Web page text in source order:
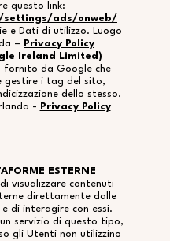
questo link:
settings/ads/onweb/
e Dati di utilizzo. Luogo
–
Privacy Policy
Ireland Limited)
fornito da Google che
gestire i tag del sito,
dello stesso.
-
Privacy Policy
ESTERNE
visualizzare contenuti
direttamente dalle
di interagire con essi.
servizio di questo tipo,
gli Utenti non utilizzino